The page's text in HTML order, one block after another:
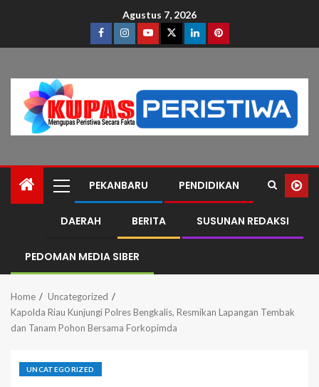
Agustus 7, 2026
PEKANBARU PENDIDIKAN
DAERAH BERITA SUSUNAN REDAKSI
PEDOMAN MEDIA SIBER
Home
Uncategorized
Kapolda Riau Kunjungi Polres Bengkalis, Resmikan Lapangan Tembak
dan Tanam Pohon Bersama Forkopimda
UNCATEGORIZED